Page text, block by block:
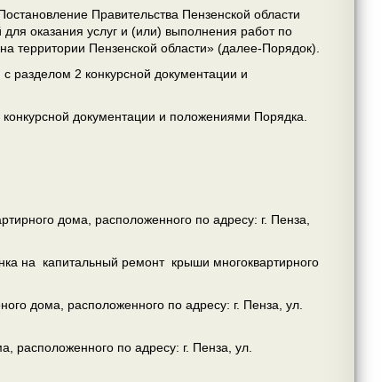
Правительства Пензенской области
оказания услуг и (или) выполнения работ по
территории Пензенской области» (далее-Порядок).
с разделом 2 конкурсной документации и
конкурсной документации и положениями Порядка.
дома, расположенного по адресу: г. Пенза,
на капитальный ремонт крыши многоквартирного
дома, расположенного по адресу: г. Пенза, ул.
расположенного по адресу: г. Пенза, ул.